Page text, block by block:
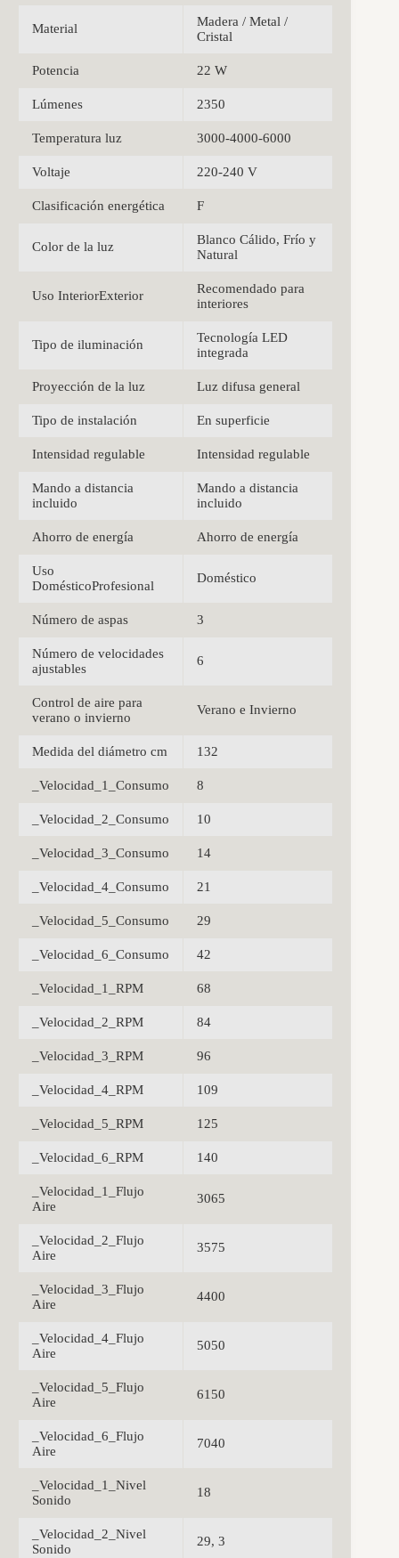
Material
Madera / Metal /
Cristal
Potencia 22 W
Lúmenes 2350
Temperatura luz 3000-4000-6000
Voltaje 220-240 V
Clasificación energética F
Color de la luz
Blanco Cálido, Frío y
Natural
Uso InteriorExterior
Recomendado para
interiores
Tipo de iluminación
Tecnología LED
integrada
Proyección de la luz Luz difusa general
Tipo de instalación En superficie
Intensidad regulable Intensidad regulable
Mando a distancia
incluido
Mando a distancia
incluido
Ahorro de energía Ahorro de energía
Uso
DomésticoProfesional
Doméstico
Número de aspas 3
Número de velocidades
ajustables
6
Control de aire para
verano o invierno
Verano e Invierno
Medida del diámetro cm 132
_Velocidad_1_Consumo 8
_Velocidad_2_Consumo 10
_Velocidad_3_Consumo 14
_Velocidad_4_Consumo 21
_Velocidad_5_Consumo 29
_Velocidad_6_Consumo 42
_Velocidad_1_RPM 68
_Velocidad_2_RPM 84
_Velocidad_3_RPM 96
_Velocidad_4_RPM 109
_Velocidad_5_RPM 125
_Velocidad_6_RPM 140
_Velocidad_1_Flujo
Aire
3065
_Velocidad_2_Flujo
Aire
3575
_Velocidad_3_Flujo
Aire
4400
_Velocidad_4_Flujo
Aire
5050
_Velocidad_5_Flujo
Aire
6150
_Velocidad_6_Flujo
Aire
7040
_Velocidad_1_Nivel
Sonido
18
_Velocidad_2_Nivel
Sonido
29, 3